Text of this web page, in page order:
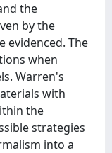
the
by the
evidenced. The
when
Warren's
with
the
strategies
into a